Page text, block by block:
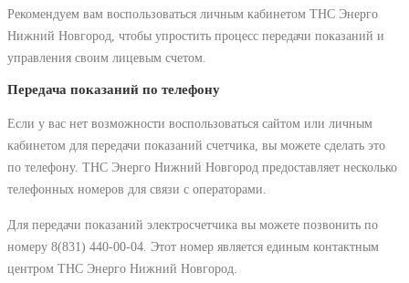
Рекомендуем вам воспользоваться личным кабинетом ТНС Энерго
Нижний Новгород, чтобы упростить процесс передачи показаний и
управления своим лицевым счетом.
Передача показаний по телефону
Если у вас нет возможности воспользоваться сайтом или личным
кабинетом для передачи показаний счетчика, вы можете сделать это
по телефону. ТНС Энерго Нижний Новгород предоставляет несколько
телефонных номеров для связи с операторами.
Для передачи показаний электросчетчика вы можете позвонить по
номеру 8(831) 440-00-04. Этот номер является единым контактным
центром ТНС Энерго Нижний Новгород.